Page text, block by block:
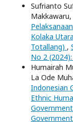
Sufrianto
Kolaka
Totallang) ,
No 2
Humairah
La Ode
Indonesian
Ethnic